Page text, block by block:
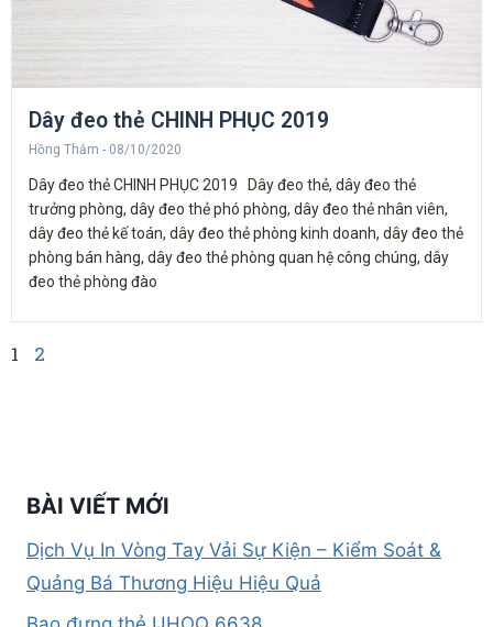
Dây đeo thẻ CHINH PHỤC 2019
Hồng Thắm 08/10/2020
Dây đeo thẻ CHINH PHỤC 2019 Dây đeo thẻ, dây đeo thẻ
trưởng phòng, dây đeo thẻ phó phòng, dây đeo thẻ nhân viên,
dây đeo thẻ kế toán, dây đeo thẻ phòng kinh doanh, dây đeo thẻ
phòng bán hàng, dây đeo thẻ phòng quan hệ công chúng, dây
đeo thẻ phòng đào
1 2
BÀI VIẾT MỚI
Dịch Vụ In Vòng Tay Vải Sự Kiện – Kiểm Soát &
Quảng Bá Thương Hiệu Hiệu Quả